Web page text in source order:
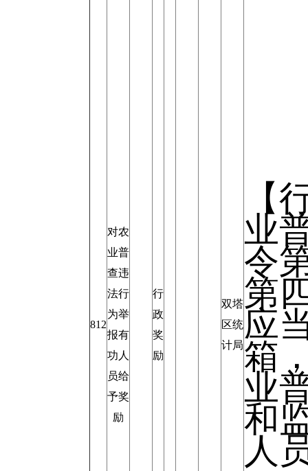
812
对农
业普
查违
法行
为举
报有
功人
员给
予奖
励
行
政
奖
励
双塔
区统
计局
【
业
令
第
应
箱
业
和
人